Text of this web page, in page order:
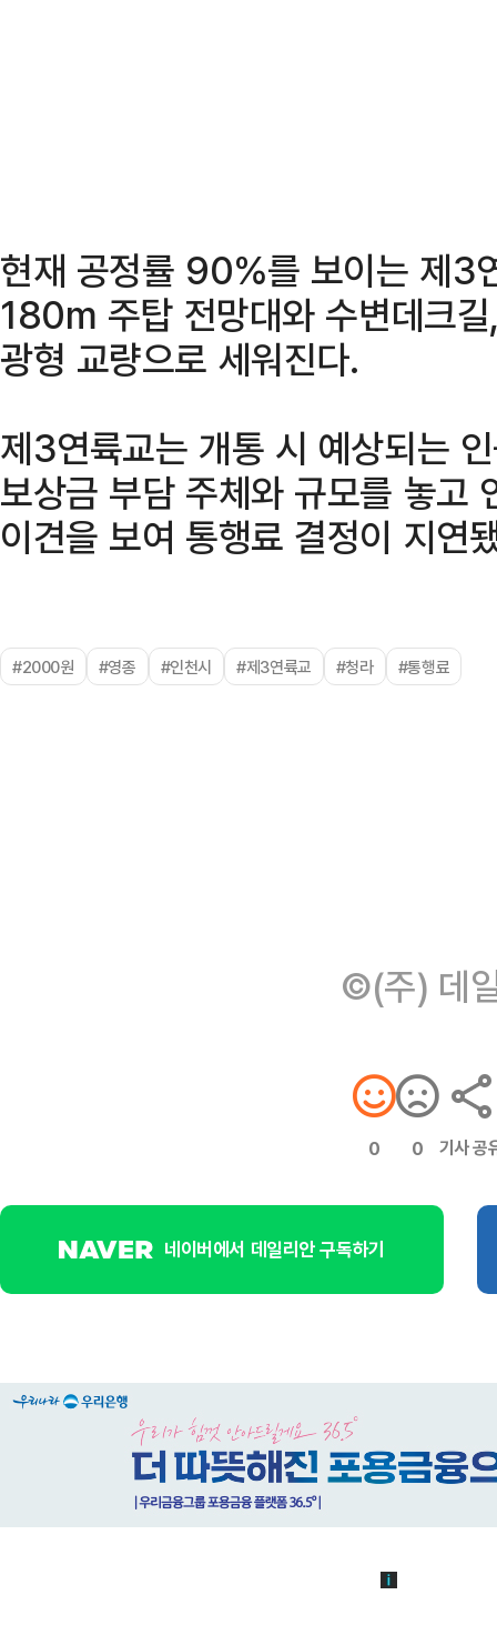
현재 공정률 90%를 보이는 제3
180m 주탑 전망대와 수변데크
광형 교량으로 세워진다.
제3연륙교는 개통 시 예상되는
보상금 부담 주체와 규모를 놓고
이견을 보여 통행료 결정이 지연
#2000원 #영종 #인천시 #제3연륙교 #청라 #통행료
©(주) 데
0 0 기사 공
네이버에서 데일리안 구독하기